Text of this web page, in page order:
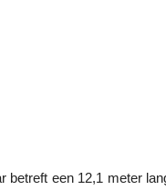
betreft een 12,1 meter